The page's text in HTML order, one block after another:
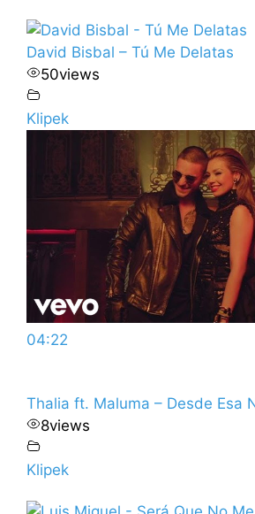
David Bisbal – Tú Me Delatas
50views
Klipek
04:22
Thalia ft. Maluma – Desde Esa
8views
Klipek